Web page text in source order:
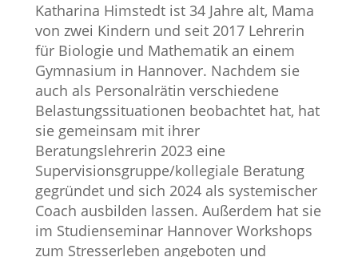
Katharina Himstedt ist 34 Jahre alt, Mama
von zwei Kindern und seit 2017 Lehrerin
für Biologie und Mathematik an einem
Gymnasium in Hannover. Nachdem sie
auch als Personalrätin verschiedene
Belastungssituationen beobachtet hat, hat
sie gemeinsam mit ihrer
Beratungslehrerin 2023 eine
Supervisionsgruppe/kollegiale Beratung
gegründet und sich 2024 als systemischer
Coach ausbilden lassen. Außerdem hat sie
im Studienseminar Hannover Workshops
zum Stresserleben angeboten und